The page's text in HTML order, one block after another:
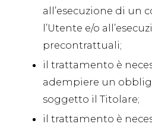
all’esecuzione di un
l’Utente e/o
precontrattuali;
il trattamento è
adempiere un
soggetto il Titolare;
il trattamento è